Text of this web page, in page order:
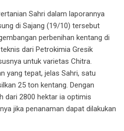
Sahri dalam laporannya
di Sajang (19/10) tersebut
perbenihan kentang di
dari Petrokimia Gresik
untuk varietas Chitra.
yang tepat, jelas Sahri, satu
25 ton kentang. Dengan
dari 2800 hektar ia optimis
jika penanaman dapat dilakukan